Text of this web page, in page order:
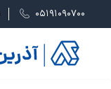
05191090700